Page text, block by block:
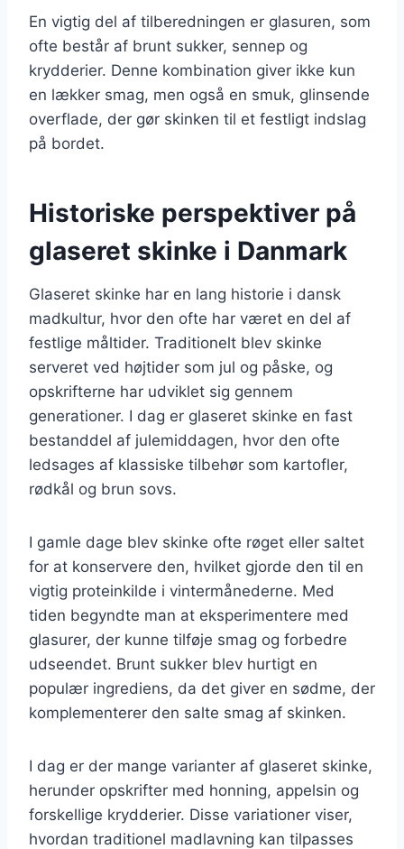
En vigtig del af tilberedningen er glasuren, som
ofte består af brunt sukker, sennep og
krydderier. Denne kombination giver ikke kun
en lækker smag, men også en smuk, glinsende
overflade, der gør skinken til et festligt indslag
på bordet.
Historiske perspektiver på
glaseret skinke i Danmark
Glaseret skinke har en lang historie i dansk
madkultur, hvor den ofte har været en del af
festlige måltider. Traditionelt blev skinke
serveret ved højtider som jul og påske, og
opskrifterne har udviklet sig gennem
generationer. I dag er glaseret skinke en fast
bestanddel af julemiddagen, hvor den ofte
ledsages af klassiske tilbehør som kartofler,
rødkål og brun sovs.
I gamle dage blev skinke ofte røget eller saltet
for at konservere den, hvilket gjorde den til en
vigtig proteinkilde i vintermånederne. Med
tiden begyndte man at eksperimentere med
glasurer, der kunne tilføje smag og forbedre
udseendet. Brunt sukker blev hurtigt en
populær ingrediens, da det giver en sødme, der
komplementerer den salte smag af skinken.
I dag er der mange varianter af glaseret skinke,
herunder opskrifter med honning, appelsin og
forskellige krydderier. Disse variationer viser,
hvordan traditionel madlavning kan tilpasses